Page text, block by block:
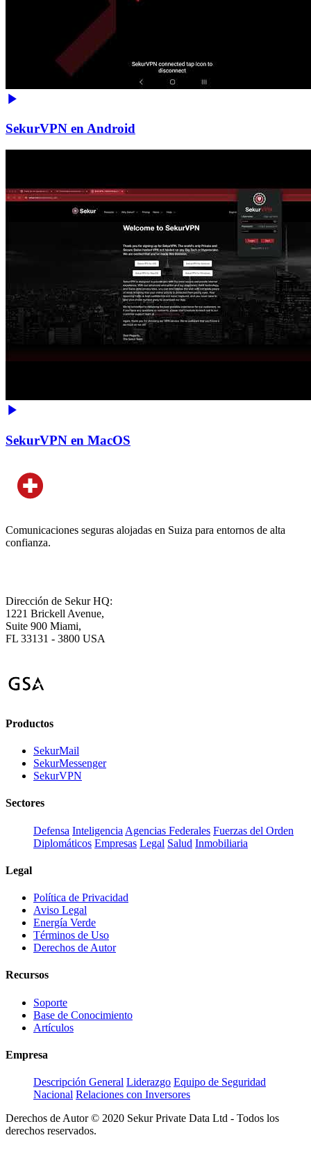
SekurVPN en Android
SekurVPN en MacOS
Comunicaciones seguras alojadas en Suiza para entornos de alta
confianza.
Dirección de Sekur HQ:
1221 Brickell Avenue,
Suite 900 Miami,
FL 33131 - 3800 USA
Productos
SekurMail
SekurMessenger
SekurVPN
Sectores
Defensa Inteligencia Agencias Federales Fuerzas del Orden
Diplomáticos Empresas Legal Salud Inmobiliaria
Legal
Política de Privacidad
Aviso Legal
Energía Verde
Términos de Uso
Derechos de Autor
Recursos
Soporte
Base de Conocimiento
Artículos
Empresa
Descripción General Liderazgo Equipo de Seguridad
Nacional Relaciones con Inversores
Derechos de Autor © 2020 Sekur Private Data Ltd - Todos los
derechos reservados.